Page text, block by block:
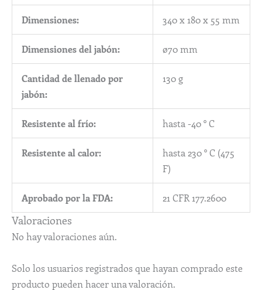
Dimensiones: 340 x 180 x 55 mm
Dimensiones del jabón: ø70 mm
Cantidad de llenado por
jabón:
130 g
Resistente al frío: hasta -40 ° C
Resistente al calor:
hasta 230 ° C (475
F)
Aprobado por la FDA: 21 CFR 177.2600
Valoraciones
No hay valoraciones aún.
Solo los usuarios registrados que hayan comprado este
producto pueden hacer una valoración.